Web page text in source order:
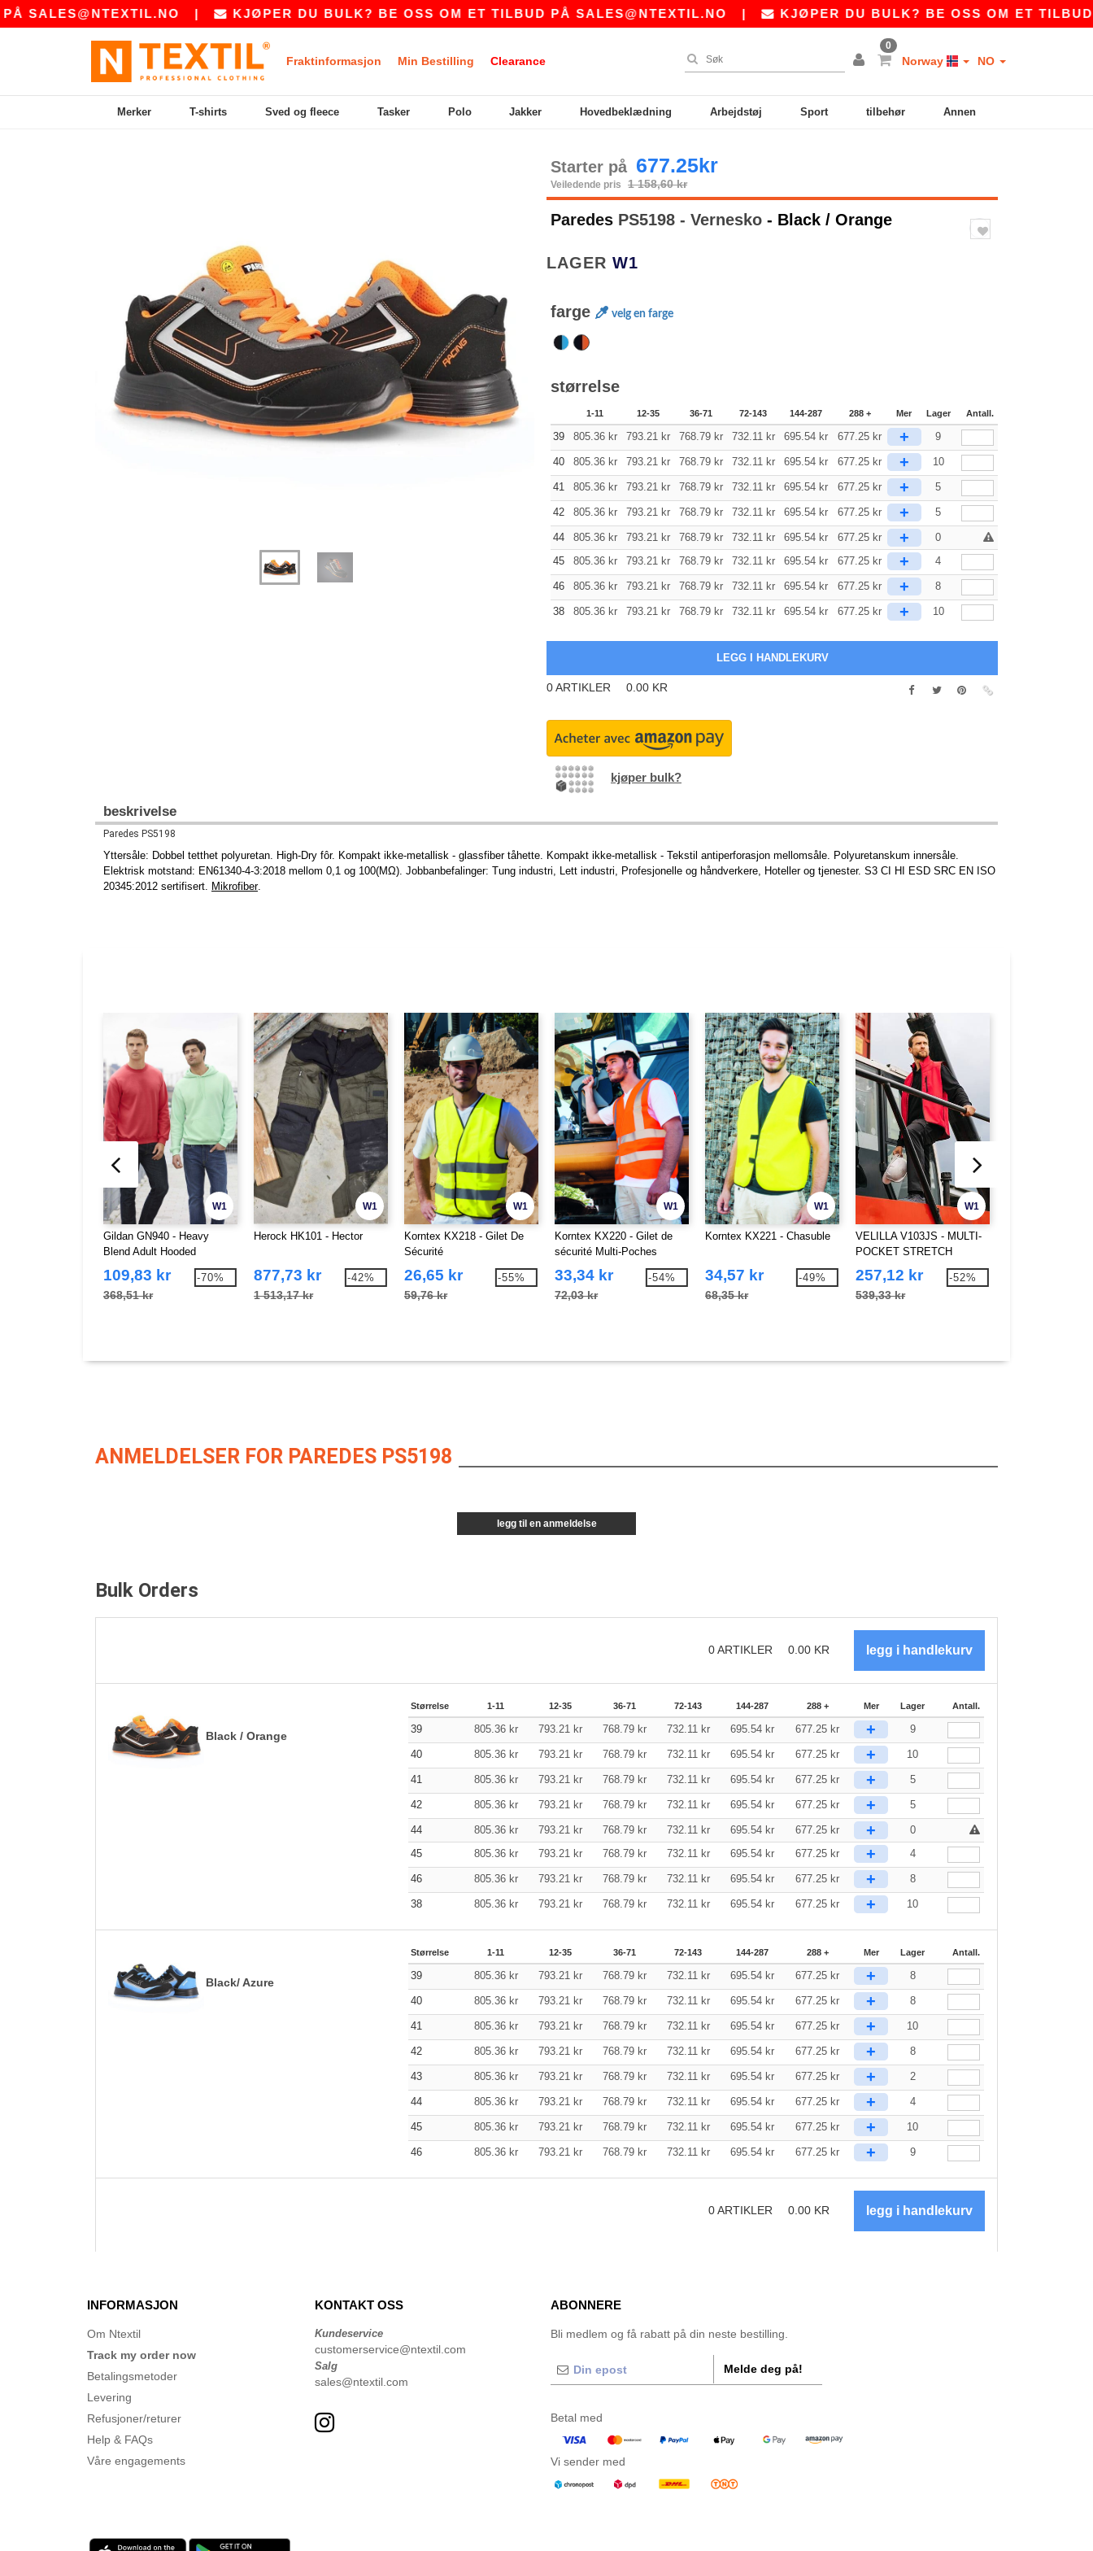
| KJØPER DU BULK? BE OSS OM ET TILBUD PÅSALES@NTEXTIL.NO| KJØPER DU BULK? BE OSS OM ET TILBUD PÅ
Fraktinformasjon Min Bestilling Clearance
0
Norway NO
Merker T-shirts Sved og fleece Tasker Polo Jakker Hovedbeklædning Arbejdstøj Sport tilbehør Annen
Previous
Starter på 677.25kr
Veiledende pris 1 158,60 kr
Paredes PS5198 - Vernesko - Black / Orange
LAGER W1
farge velg en farge
størrelse
1-11 12-35 36-71 72-143 144-287 288 + Mer Lager Antall.
39 805.36 kr 793.21 kr 768.79 kr 732.11 kr 695.54 kr 677.25 kr + 9
40 805.36 kr 793.21 kr 768.79 kr 732.11 kr 695.54 kr 677.25 kr + 10
41 805.36 kr 793.21 kr 768.79 kr 732.11 kr 695.54 kr 677.25 kr + 5
42 805.36 kr 793.21 kr 768.79 kr 732.11 kr 695.54 kr 677.25 kr + 5
44 805.36 kr 793.21 kr 768.79 kr 732.11 kr 695.54 kr 677.25 kr +
0
45
805.36 kr 793.21 kr 768.79 kr 732.11 kr 695.54 kr 677.25 kr + 4
46 805.36 kr 793.21 kr 768.79 kr 732.11 kr 695.54 kr 677.25 kr + 8
38 805.36 kr 793.21 kr 768.79 kr 732.11 kr 695.54 kr 677.25 kr + 10
0ARTIKLER 0.00 KR
kjøper bulk?
beskrivelse
Paredes PS5198
Yttersåle: Dobbel tetthet polyuretan. High-Dry fôr. Kompakt ikke-metallisk - glassfiber tåhette. Kompakt ikke-metallisk - Tekstil antiperforasjon mellomsåle. Polyuretanskum innersåle.
Elektrisk motstand: EN61340-4-3:2018 mellom 0,1 og 100(MΩ). Jobbanbefalinger: Tung industri, Lett industri, Profesjonelle og håndverkere, Hoteller og tjenester. S3 CI HI ESD SRC EN ISO
20345:2012 sertifisert.
Mikrofiber.
W1
Gildan GN940 - Heavy
Blend Adult Hooded
109,83 kr
368,51 kr
-70%
W1
Herock HK101 - Hector
877,73 kr
1 513,17 kr
-42%
W1
Korntex KX218 - Gilet De
Sécurité
26,65 kr
59,76 kr
-55%
W1
Korntex KX220 - Gilet de
sécurité Multi-Poches
33,34 kr
72,03 kr
-54%
W1
Korntex KX221 - Chasuble
34,57 kr
68,35 kr
-49%
W1
VELILLA V103JS - MULTI-
POCKET STRETCH
TROUSERS
257,12 kr
539,33 kr
-52%
ANMELDELSER FOR PAREDES PS5198
legg til en anmeldelse
Bulk Orders
0ARTIKLER 0.00 KR
Black / Orange
Størrelse 1-11 12-35 36-71 72-143 144-287 288 + Mer Lager Antall.
39 805.36 kr 793.21 kr 768.79 kr 732.11 kr 695.54 kr 677.25 kr + 9
40 805.36 kr 793.21 kr 768.79 kr 732.11 kr 695.54 kr 677.25 kr + 10
41 805.36 kr 793.21 kr 768.79 kr 732.11 kr 695.54 kr 677.25 kr + 5
42 805.36 kr 793.21 kr 768.79 kr 732.11 kr 695.54 kr 677.25 kr + 5
44 805.36 kr 793.21 kr 768.79 kr 732.11 kr 695.54 kr 677.25 kr +
0
45
805.36 kr 793.21 kr 768.79 kr 732.11 kr 695.54 kr 677.25 kr + 4
46 805.36 kr 793.21 kr 768.79 kr 732.11 kr 695.54 kr 677.25 kr + 8
38 805.36 kr 793.21 kr 768.79 kr 732.11 kr 695.54 kr 677.25 kr + 10
Black/ Azure
Størrelse 1-11 12-35 36-71 72-143 144-287 288 + Mer Lager Antall.
39 805.36 kr 793.21 kr 768.79 kr 732.11 kr 695.54 kr 677.25 kr + 8
40 805.36 kr 793.21 kr 768.79 kr 732.11 kr 695.54 kr 677.25 kr + 8
41 805.36 kr 793.21 kr 768.79 kr 732.11 kr 695.54 kr 677.25 kr + 10
42 805.36 kr 793.21 kr 768.79 kr 732.11 kr 695.54 kr 677.25 kr + 8
43 805.36 kr 793.21 kr 768.79 kr 732.11 kr 695.54 kr 677.25 kr + 2
44 805.36 kr 793.21 kr 768.79 kr 732.11 kr 695.54 kr 677.25 kr + 4
45 805.36 kr 793.21 kr 768.79 kr 732.11 kr 695.54 kr 677.25 kr + 10
46 805.36 kr 793.21 kr 768.79 kr 732.11 kr 695.54 kr 677.25 kr + 9
0ARTIKLER 0.00 KR
INFORMASJON
Om Ntextil
Track my order now
Betalingsmetoder
Levering
Refusjoner/returer
Help & FAQs
Våre engagements
KONTAKT OSS
Kundeservice
customerservice@ntextil.com
Salg
sales@ntextil.com
ABONNERE
Bli medlem og få rabatt på din neste bestilling.
Melde deg på!
Betal med
Vi sender med